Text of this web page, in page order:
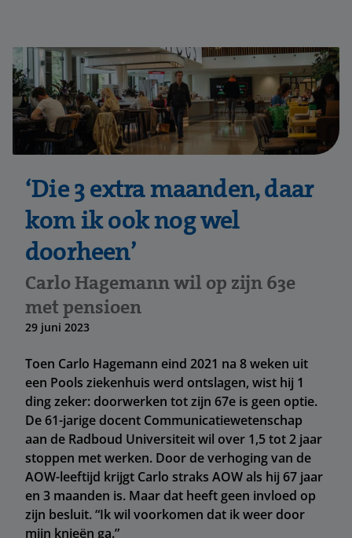
‘Die 3 extra maanden, daar
kom ik ook nog wel
doorheen’
Carlo Hagemann wil op zijn 63e
met pensioen
29 juni 2023
Toen Carlo Hagemann eind 2021 na 8 weken uit
een Pools ziekenhuis werd ontslagen, wist hij 1
ding zeker: doorwerken tot zijn 67e is geen optie.
De 61-jarige docent Communicatiewetenschap
aan de Radboud Universiteit wil over 1,5 tot 2 jaar
stoppen met werken. Door de verhoging van de
AOW-leeftijd krijgt Carlo straks AOW als hij 67 jaar
en 3 maanden is. Maar dat heeft geen invloed op
zijn besluit. “Ik wil voorkomen dat ik weer door
mijn knieën ga.”